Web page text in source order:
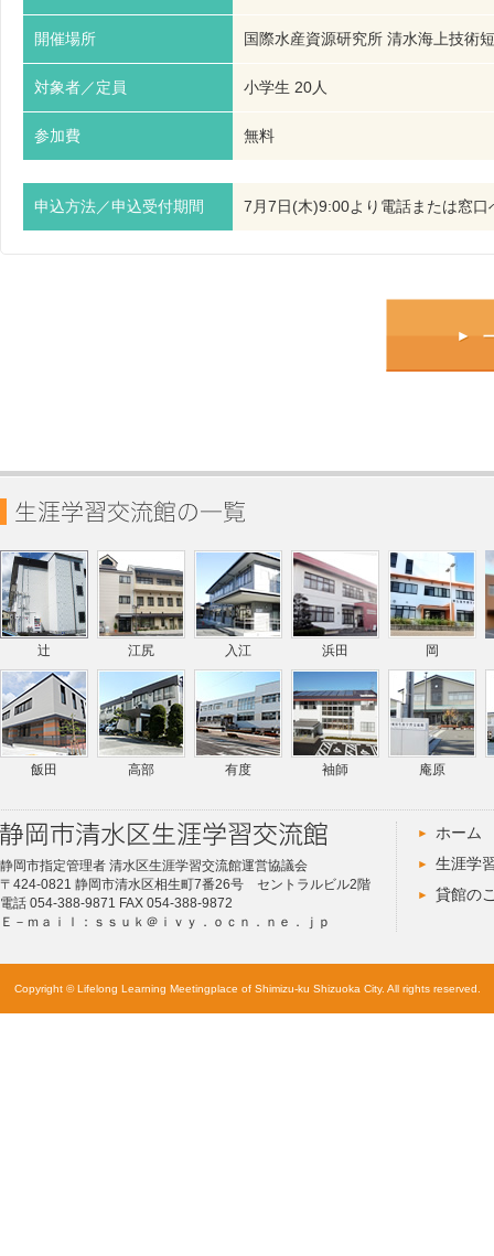
開催場所 国際水産資源研究所 清水海上技
対象者／定員 小学生 20人
参加費 無料
申込方法／申込受付期間 7月7日(木)9:00より電話または窓口
辻 江尻 入江 浜田 岡
飯田 高部 有度 袖師 庵原
静岡市指定管理者 清水区生涯学習交流館運営協議会
〒424-0821 静岡市清水区相生町7番26号 セントラルビル2階
電話 054-388-9871 FAX 054-388-9872
Ｅ－ｍａｉｌ：ｓｓｕｋ＠ｉｖｙ．ｏｃｎ．ｎｅ．ｊｐ
ホーム
生涯学
貸館の
Copyright © Lifelong Learning Meetingplace of Shimizu-ku Shizuoka City. All rights reserved.